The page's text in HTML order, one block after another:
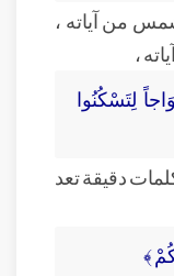
من آياته ،
،
لِتَسْكُنُوا
دقيقة تعد
﴾